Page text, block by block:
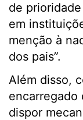
de
em
menção à
dos pais”.
Além disso,
encarregado
dispor